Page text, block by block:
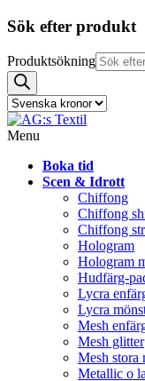
Sök efter produkt
Produktsökning
Menu
Boka tid
Scen & Idrott
Chiffong
Chiffong
Chiffong
Hologram
Hologram
Hudfärg-
Lycra
Lycra
Mesh
Mesh glitter
Mesh stora
Metallic o